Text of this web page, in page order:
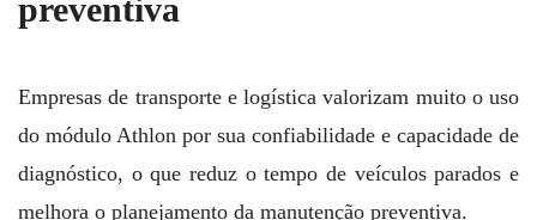
preventiva
Empresas de transporte e logística valorizam muito o uso
do módulo Athlon por sua confiabilidade e capacidade de
diagnóstico, o que reduz o tempo de veículos parados e
melhora o planejamento da manutenção preventiva.